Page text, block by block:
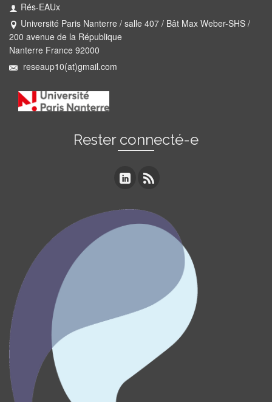
Rés-EAUx
Université Paris Nanterre / salle 407 / Bât Max Weber-SHS /
200 avenue de la République
Nanterre France 92000
reseaup10(at)gmail.com
Rester connecté-e